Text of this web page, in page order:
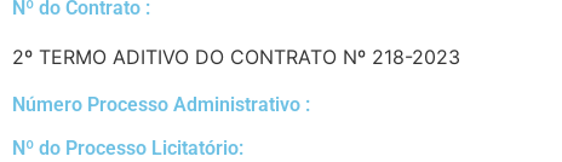
Nº do Contrato :
2º TERMO ADITIVO DO CONTRATO Nº 218-2023
Número Processo Administrativo :
Nº do Processo Licitatório: